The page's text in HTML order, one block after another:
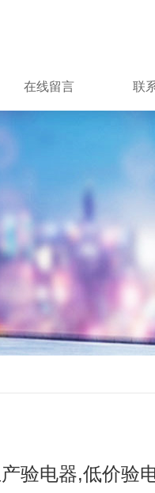
在线留言 联
验电器,低价验